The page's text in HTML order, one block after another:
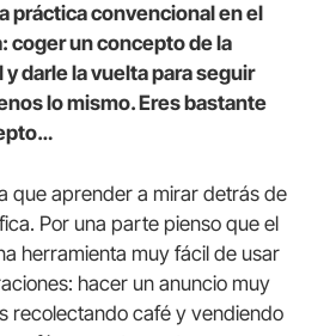
práctica convencional en el
coger un concepto de la
darle la vuelta para seguir
lo mismo. Eres bastante
que aprender a mirar detrás de
Por una parte pienso que el
herramienta muy fácil de usar
hacer un anuncio muy
recolectando café y vendiendo